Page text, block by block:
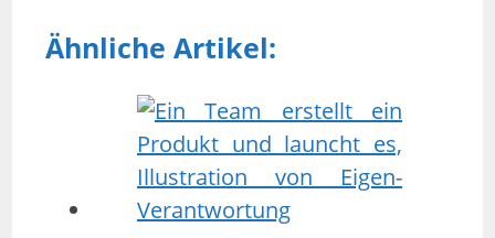
Ähnliche Artikel: